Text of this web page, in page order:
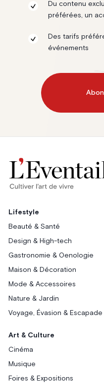
Du contenu
préférées, un
Des tarifs
événements
Lifestyle
Beauté & Santé
Design & High-tech
Gastronomie & Oenologie
Maison & Décoration
Mode & Accessoires
Nature & Jardin
Voyage, Évasion & Escapade
Art & Culture
Cinéma
Musique
Foires & Expositions